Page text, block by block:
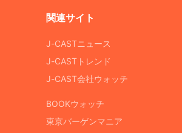
関連サイト
J-CASTニュース
J-CASTトレンド
J-CAST会社ウォッチ
BOOKウォッチ
東京バーゲンマニア